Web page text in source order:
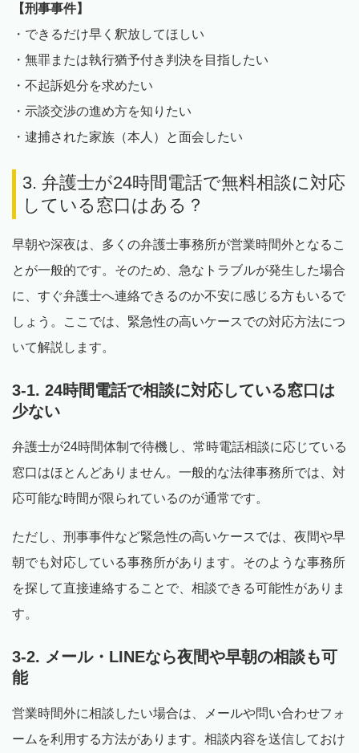
【刑事事件】
・できるだけ早く釈放してほしい
・無罪または執行猶予付き判決を目指したい
・不起訴処分を求めたい
・示談交渉の進め方を知りたい
・逮捕された家族（本人）と面会したい
3. 弁護士が24時間電話で無料相談に対応
している窓口はある？
早朝や深夜は、多くの弁護士事務所が営業時間外となるこ
とが一般的です。そのため、急なトラブルが発生した場合
に、すぐ弁護士へ連絡できるのか不安に感じる方もいるで
しょう。ここでは、緊急性の高いケースでの対応方法につ
いて解説します。
3-1. 24時間電話で相談に対応している窓口は
少ない
弁護士が24時間体制で待機し、常時電話相談に応じている
窓口はほとんどありません。一般的な法律事務所では、対
応可能な時間が限られているのが通常です。
ただし、刑事事件など緊急性の高いケースでは、夜間や早
朝でも対応している事務所があります。そのような事務所
を探して直接連絡することで、相談できる可能性がありま
す。
3-2. メール・LINEなら夜間や早朝の相談も可
能
営業時間外に相談したい場合は、メールや問い合わせフォ
ームを利用する方法があります。相談内容を送信しておけ